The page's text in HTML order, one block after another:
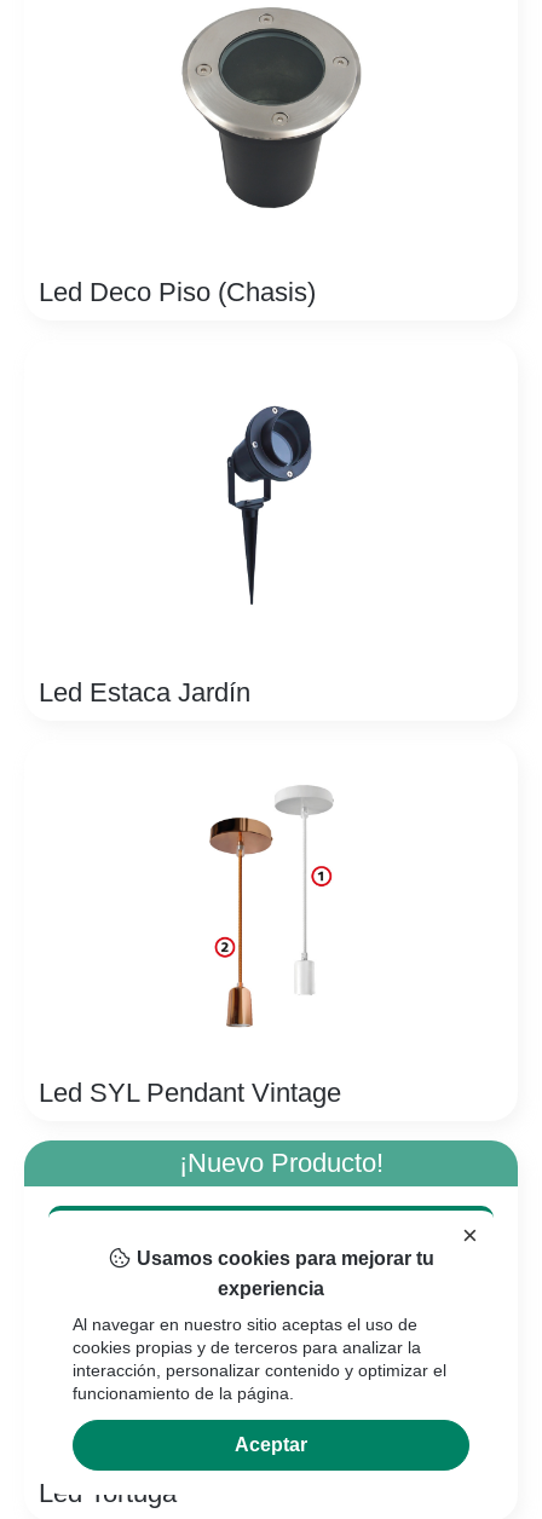
Led Deco Piso (Chasis)
Led Estaca Jardín
Led SYL Pendant Vintage
¡Nuevo Producto!
Led Tortuga
×
Usamos cookies para mejorar tu
experiencia
Al navegar en nuestro sitio aceptas el uso de
cookies propias y de terceros para analizar la
interacción, personalizar contenido y optimizar el
funcionamiento de la página.
Aceptar